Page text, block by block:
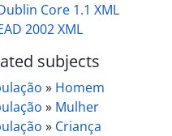
Core 1.1 XML
2002 XML
subjects
» Homem
» Mulher
» Criança